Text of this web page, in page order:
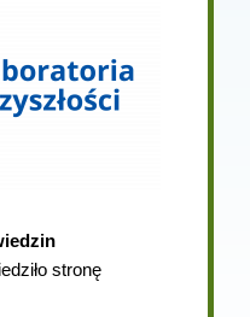
stronę